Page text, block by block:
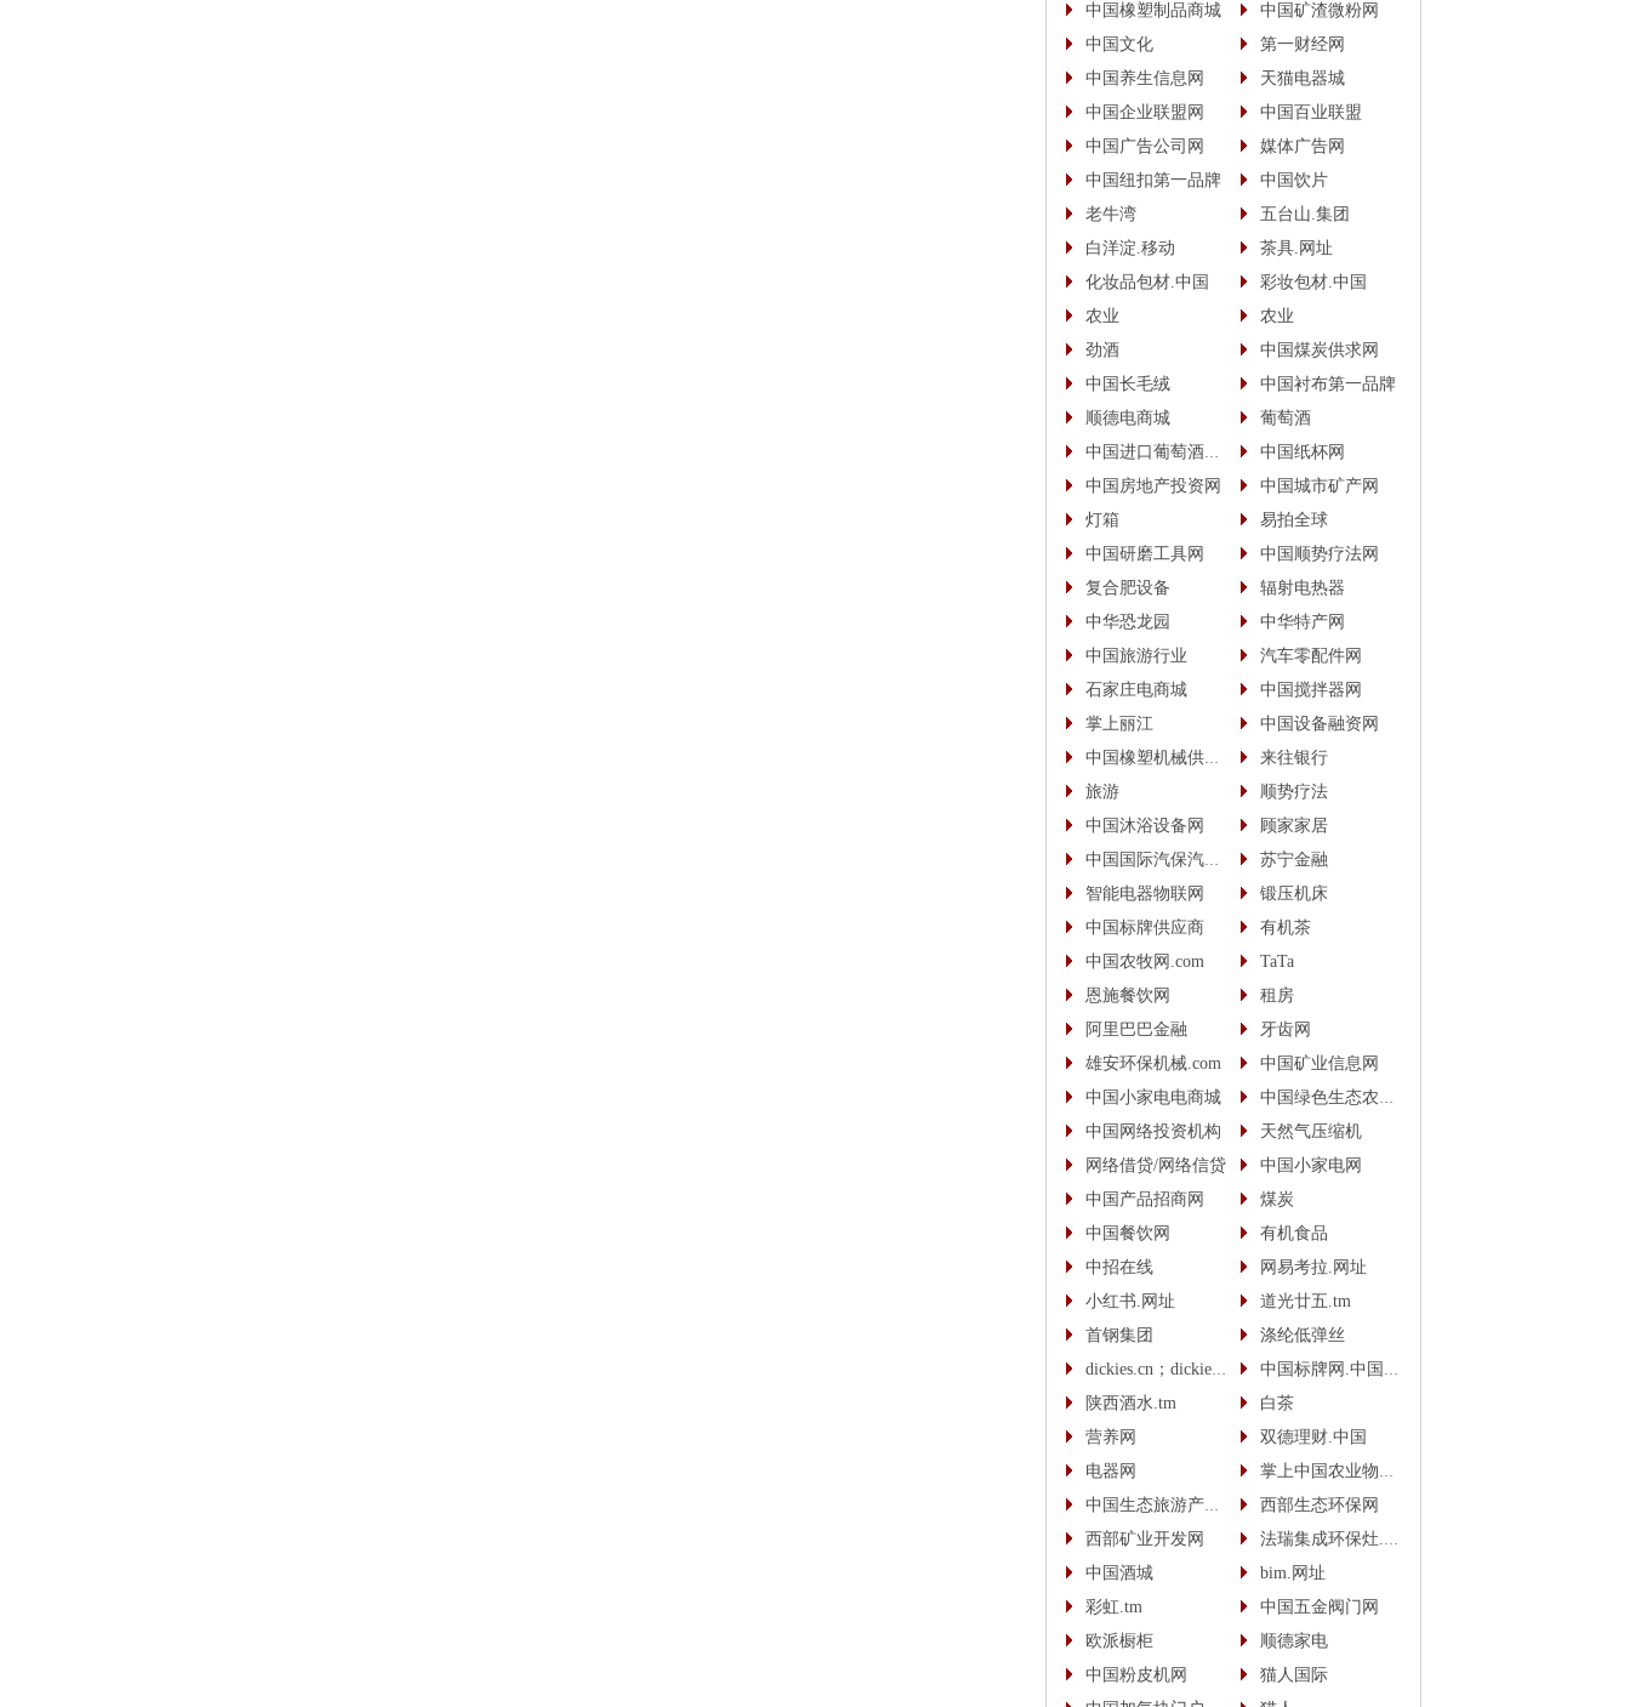
中国橡塑制品商城
中国矿渣微粉网
中国文化
第一财经网
中国养生信息网
天猫电器城
中国企业联盟网
中国百业联盟
中国广告公司网
媒体广告网
中国纽扣第一品牌
中国饮片
老牛湾
五台山.集团
白洋淀.移动
茶具.网址
化妆品包材.中国
彩妆包材.中国
农业
农业
劲酒
中国煤炭供求网
中国长毛绒
中国衬布第一品牌
顺德电商城
葡萄酒
中国进口葡萄酒商城
中国纸杯网
中国房地产投资网
中国城市矿产网
灯箱
易拍全球
中国研磨工具网
中国顺势疗法网
复合肥设备
辐射电热器
中华恐龙园
中华特产网
中国旅游行业
汽车零配件网
石家庄电商城
中国搅拌器网
掌上丽江
中国设备融资网
中国橡塑机械供应商
来往银行
旅游
顺势疗法
中国沐浴设备网
顾家家居
中国国际汽保汽配城
苏宁金融
智能电器物联网
锻压机床
中国标牌供应商
有机茶
中国农牧网.com
TaTa
恩施餐饮网
租房
阿里巴巴金融
牙齿网
雄安环保机械.com
中国矿业信息网
中国小家电电商城
中国绿色生态农业信息网
中国网络投资机构
天然气压缩机
网络借贷/网络信贷
中国小家电网
中国产品招商网
煤炭
中国餐饮网
有机食品
中招在线
网易考拉.网址
小红书.网址
道光廿五.tm
首钢集团
涤纶低弹丝
dickies.cn；dickies.cc
中国标牌网.中国(cn)
陕西酒水.tm
白茶
营养网
双德理财.中国
电器网
掌上中国农业物联网
中国生态旅游产业网
西部生态环保网
西部矿业开发网
法瑞集成环保灶.中国
中国酒城
bim.网址
彩虹.tm
中国五金阀门网
欧派橱柜
顺德家电
中国粉皮机网
猫人国际